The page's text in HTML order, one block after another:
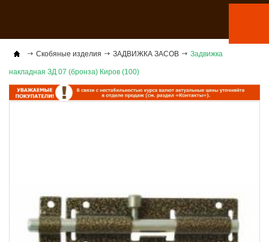
Скобяные изделия ЗАДВИЖКА ЗАСОВ Задвижка
накладная ЗД 07 (бронза) Киров (100)